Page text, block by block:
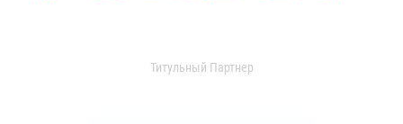
Титульный Партнер